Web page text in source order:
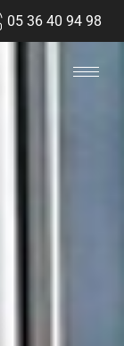
05 36 40 94 98